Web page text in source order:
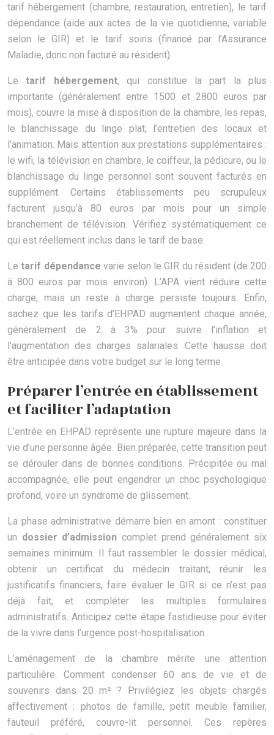
tarif hébergement (chambre, restauration, entretien), le tarif
dépendance (aide aux actes de la vie quotidienne, variable
selon le GIR) et le tarif soins (financé par l’Assurance
Maladie, donc non facturé au résident).
Le tarif hébergement, qui constitue la part la plus
importante (généralement entre 1500 et 2800 euros par
mois), couvre la mise à disposition de la chambre, les repas,
le blanchissage du linge plat, l’entretien des locaux et
l’animation. Mais attention aux prestations supplémentaires :
le wifi, la télévision en chambre, le coiffeur, la pédicure, ou le
blanchissage du linge personnel sont souvent facturés en
supplément. Certains établissements peu scrupuleux
facturent jusqu’à 80 euros par mois pour un simple
branchement de télévision. Vérifiez systématiquement ce
qui est réellement inclus dans le tarif de base.
Le tarif dépendance varie selon le GIR du résident (de 200
à 800 euros par mois environ). L’APA vient réduire cette
charge, mais un reste à charge persiste toujours. Enfin,
sachez que les tarifs d’EHPAD augmentent chaque année,
généralement de 2 à 3% pour suivre l’inflation et
l’augmentation des charges salariales. Cette hausse doit
être anticipée dans votre budget sur le long terme.
Préparer l’entrée en établissement
et faciliter l’adaptation
L’entrée en EHPAD représente une rupture majeure dans la
vie d’une personne âgée. Bien préparée, cette transition peut
se dérouler dans de bonnes conditions. Précipitée ou mal
accompagnée, elle peut engendrer un choc psychologique
profond, voire un syndrome de glissement.
La phase administrative démarre bien en amont : constituer
un dossier d’admission complet prend généralement six
semaines minimum. Il faut rassembler le dossier médical,
obtenir un certificat du médecin traitant, réunir les
justificatifs financiers, faire évaluer le GIR si ce n’est pas
déjà fait, et compléter les multiples formulaires
administratifs. Anticipez cette étape fastidieuse pour éviter
de la vivre dans l’urgence post-hospitalisation.
L’aménagement de la chambre mérite une attention
particulière. Comment condenser 60 ans de vie et de
souvenirs dans 20 m² ? Privilégiez les objets chargés
affectivement : photos de famille, petit meuble familier,
fauteuil préféré, couvre-lit personnel. Ces repères